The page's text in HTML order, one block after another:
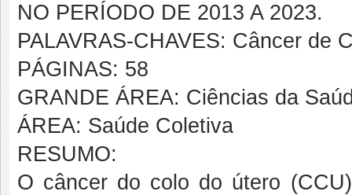
NO PERÍODO DE 2013 A 2023.
PALAVRAS-CHAVES: Câncer de
PÁGINAS: 58
GRANDE ÁREA: Ciências da
ÁREA: Saúde Coletiva
RESUMO:
O câncer do colo do útero